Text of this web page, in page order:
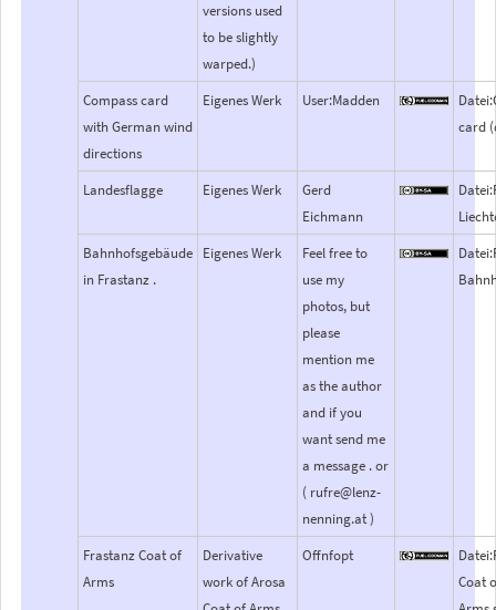
versions used
to be slightly
warped.)
Compass card
with German wind
directions
Eigenes Werk User:Madden
card
Landesflagge Eigenes Werk
Gerd
Eichmann
Bahnhofsgebäude
in Frastanz .
Eigenes Werk
Feel free to
use my
photos, but
please
mention me
as the author
and if you
want send me
a message . or
( rufre@lenz-
nenning.at )
Frastanz Coat of
Arms
Derivative
work of Arosa
Offnfopt
Coat